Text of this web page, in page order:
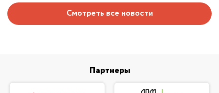
Смотреть все новости
Партнеры